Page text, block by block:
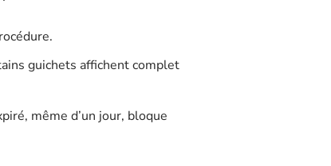
guichets affichent complet
même d’un jour, bloque